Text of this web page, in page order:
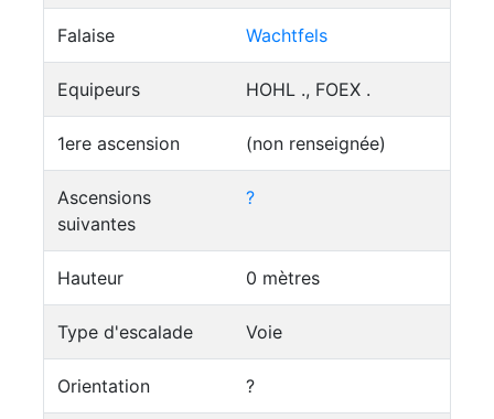
Falaise Wachtfels
Equipeurs HOHL ., FOEX .
1ere ascension (non renseignée)
Ascensions
suivantes
?
Hauteur 0 mètres
Type d'escalade Voie
Orientation ?